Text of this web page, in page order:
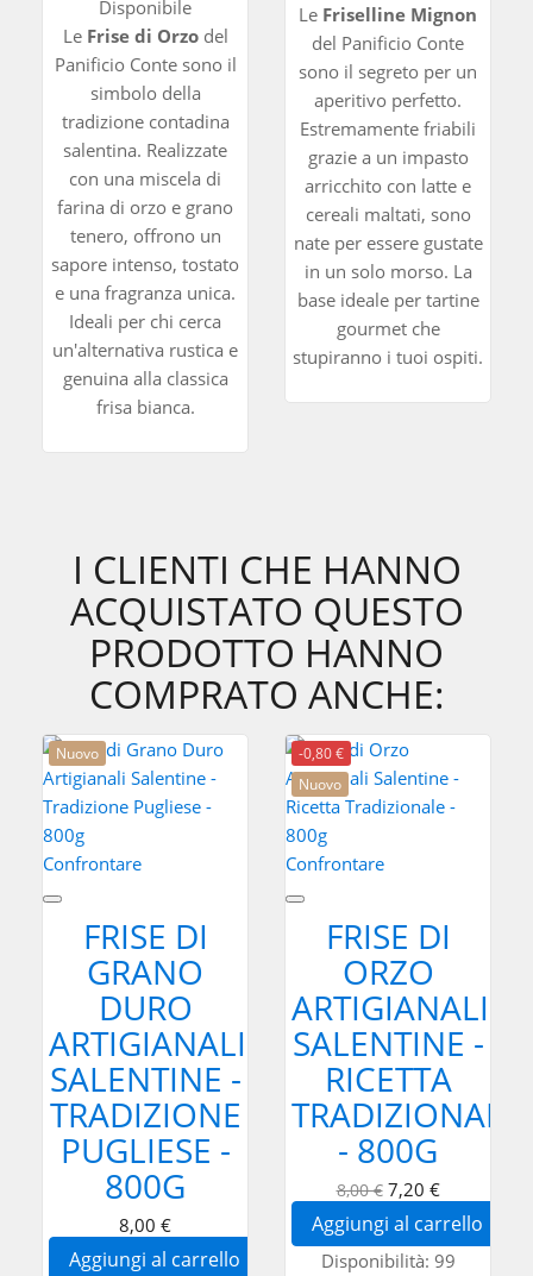
Disponibile
Le Frise di Orzodel
Panificio Conte sono il
simbolo della
tradizione contadina
salentina. Realizzate
con una miscela di
farina di orzo e grano
tenero, offrono un
sapore intenso, tostato
e una fragranza unica.
Ideali per chi cerca
un'alternativa rustica e
genuina alla classica
frisa bianca.
Le Friselline Mignon
del Panificio Conte
sono il segreto per un
aperitivo perfetto.
Estremamente friabili
grazie a un impasto
arricchito con latte e
cereali maltati, sono
nate per essere gustate
in un solo morso. La
base ideale per tartine
gourmet che
stupiranno i tuoi ospiti.
I CLIENTI CHE HANNO
ACQUISTATO QUESTO
PRODOTTO HANNO
COMPRATO ANCHE:
Nuovo
Confrontare
FRISE DI
GRANO
DURO
ARTIGIANALI
SALENTINE -
TRADIZIONE
PUGLIESE -
800G
8,00 €
Aggiungi al carrello
-0,80 €
Nuovo
Confrontare
FRISE DI
ORZO
ARTIGIANALI
SALENTINE -
RICETTA
TRADIZIONALE
- 800G
8,00 € 7,20 €
Aggiungi al carrello
Disponibilità: 99